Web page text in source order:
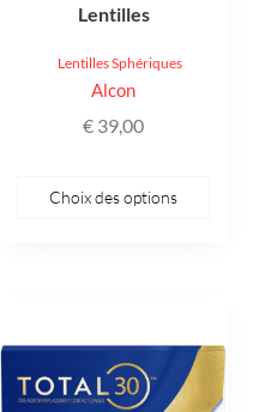
Lentilles
Lentilles Sphériques
Alcon
€ 39,00
Choix des options
a
plusieurs